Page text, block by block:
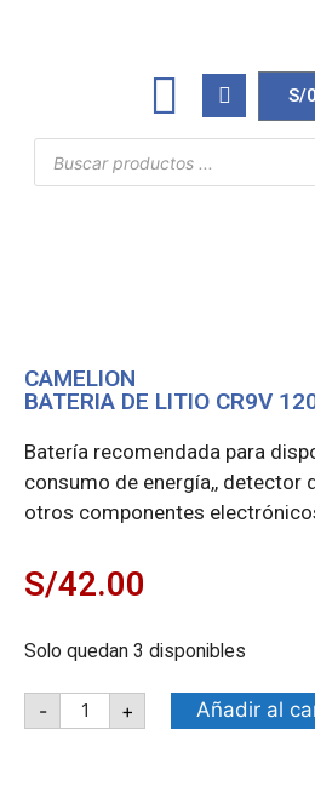
S/
CAMELION
BATERIA DE LITIO CR9V
Batería recomendada para
consumo de energía,, detector
otros componentes
S/42.00
Solo quedan 3 disponibles
- + Añadir al